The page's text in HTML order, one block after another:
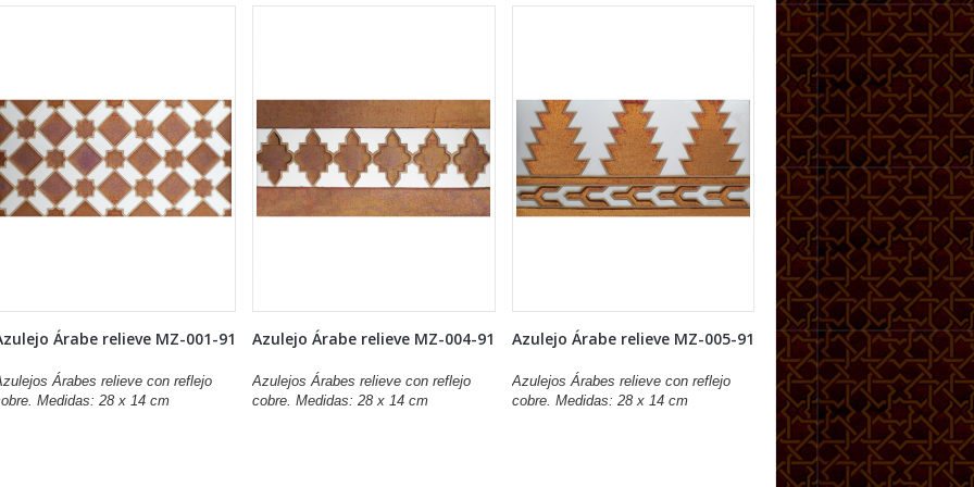
Árabe relieve MZ-001-91
Árabes relieve con reflejo
Medidas: 28 x 14 cm
Azulejo Árabe relieve MZ-004-91
Azulejos Árabes relieve con reflejo
cobre. Medidas: 28 x 14 cm
Azulejo Árabe relieve MZ-005-91
Azulejos Árabes relieve con reflejo
cobre. Medidas: 28 x 14 cm